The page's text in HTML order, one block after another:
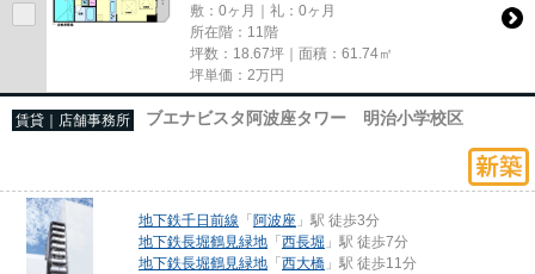
敷：0ヶ月｜礼：0ヶ月
所在階：11階
坪数：18.67坪｜面積：61.74㎡
坪単価： 2万円
賃貸｜店舗事務所 ブエナビスタ阿波座タワー 明治小学校区
地下鉄千日前線 「阿波座 」駅 徒歩3分
地下鉄長堀鶴見緑地 「西長堀 」駅 徒歩7分
地下鉄長堀鶴見緑地 「西大橋 」駅 徒歩11分